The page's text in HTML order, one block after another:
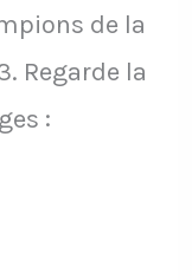
de la
Regarde la
: